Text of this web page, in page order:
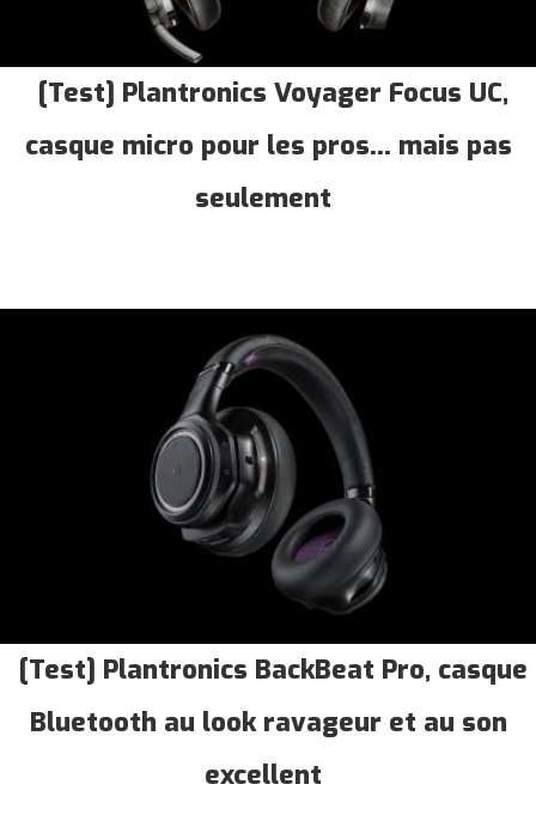
[Test] Plantronics Voyager Focus UC,
casque micro pour les pros... mais pas
seulement
[Test] Plantronics BackBeat Pro, casque
Bluetooth au look ravageur et au son
excellent